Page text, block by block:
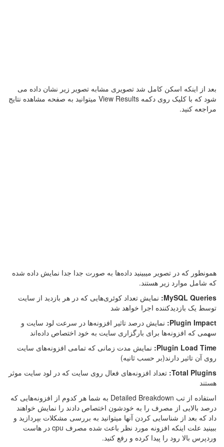
بعد از اینکه اسکن کامل شد تصویری مشابه تصویر زیر نشان داده می
شود که با کلیک روی دکمه View Results میتوانید به صفحه مشاهده نتایج
مراجعه کنید.
همونطور که در تصویر میبینید داده‌ها به صورت جدا جدا نمایش داده شده
که شامل موارد زیر هستند.
MySQL Queries: نمایش تعداد کوئری‌هایی که در هر بازدید از سایت
توسط یک بازدیدکننده اجرا خواهد شد
Plugin Impact: نمایش درصد تاثیر افزونه‌ها در سرعت لود سایت و
سهمی که افزونه‌ها برای بارگزاری سایت به خود اختصاص داده‌اند
Plugin Load Time: نمایش مدت زمانی که تمامی افزونه‌های سایت
روی آن تاثیر دارند(بر حسب ثانیه)
Total Plugins: تعداد افزونه‌های فعال روی سایت که در لود سایت موثر
هستند
استفاده از تب Detailed Breakdown به شما هر کدوم از افزونه‌هایی که
درصد بالایی از مصرف را به خودشون اختصاص دادند را نمایش خواهند
داد که بعد از شناسایی کردن آنها میتوانید به بررسی مشکلات بپردازید و
ببینید علت اینکه افزونه مورد نظر باعث شده مصرف cpu در هاست
وردپرس بالا رود را پیدا کرده و رفع کنید.